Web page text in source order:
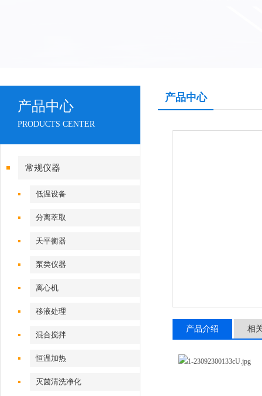
产品中心
PRODUCTS CENTER
常规仪器
低温设备
分离萃取
天平衡器
泵类仪器
离心机
移液处理
混合搅拌
恒温加热
灭菌清洗净化
产品中心
产品介绍 相